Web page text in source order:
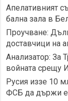
Апелативният
бална зала в
Проучване:
доставчици на
Анализатор: За
войната срещу
Русия иззе 10
ФСБ да държи